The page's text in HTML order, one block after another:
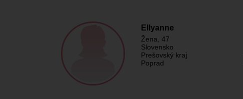
Ellyanne
Žena , 47
Slovensko
Prešovský kraj
Poprad